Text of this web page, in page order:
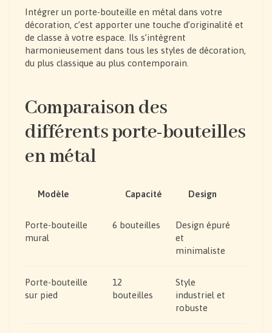
Intégrer un porte-bouteille en métal dans votre
décoration, c’est apporter une touche d’originalité et
de classe à votre espace. Ils s’intègrent
harmonieusement dans tous les styles de décoration,
du plus classique au plus contemporain.
Comparaison des
différents porte-bouteilles
en métal
Modèle Capacité Design
Porte-bouteille
mural
6 bouteilles
Design épuré
et
minimaliste
Porte-bouteille
sur pied
12
bouteilles
Style
industriel et
robuste